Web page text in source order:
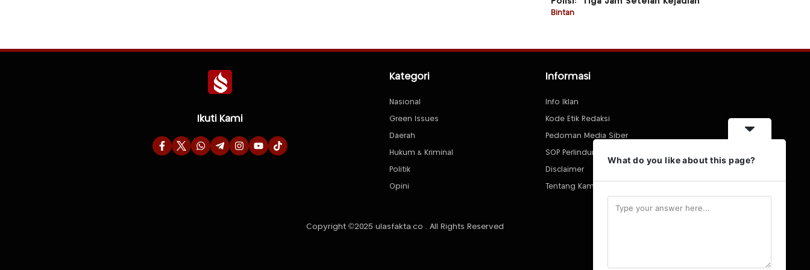
Bintan
Ikuti Kami
Kategori
Nasional
Green Issues
Daerah
Hukum & Kriminal
Politik
Opini
Informasi
Info Iklan
Kode Etik Redaksi
Pedoman Media Siber
SOP Perlindungan Wartawan
Disclaimer
Tentang Kami
Copyright ©2025 ulasfakta.co . All Rights Reserved
What do you like about this page?